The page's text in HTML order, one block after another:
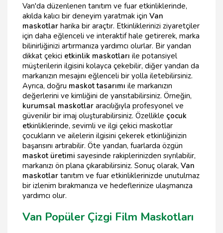
Van'da düzenlenen tanıtım ve fuar etkinliklerinde,
akılda kalıcı bir deneyim yaratmak için Van
maskotlar harika bir araçtır. Etkinliklerinizi ziyaretçiler
için daha eğlenceli ve interaktif hale getirerek, marka
bilinirliğinizi artırmanıza yardımcı olurlar. Bir yandan
dikkat çekici etkinlik maskotları ile potansiyel
müşterilerin ilgisini kolayca çekebilir, diğer yandan da
markanızın mesajını eğlenceli bir yolla iletebilirsiniz.
Ayrıca, doğru maskot tasarımı ile markanızın
değerlerini ve kimliğini de yansıtabilirsiniz. Örneğin,
kurumsal maskotlar aracılığıyla profesyonel ve
güvenilir bir imaj oluşturabilirsiniz. Özellikle çocuk
etkinliklerinde, sevimli ve ilgi çekici maskotlar
çocukların ve ailelerin ilgisini çekerek etkinliğinizin
başarısını artırabilir. Öte yandan, fuarlarda özgün
maskot üretimi sayesinde rakiplerinizden sıyrılabilir,
markanızı ön plana çıkarabilirsiniz. Sonuç olarak, Van
maskotlar tanıtım ve fuar etkinliklerinizde unutulmaz
bir izlenim bırakmanıza ve hedeflerinize ulaşmanıza
yardımcı olur.
Van Popüler Çizgi Film Maskotları